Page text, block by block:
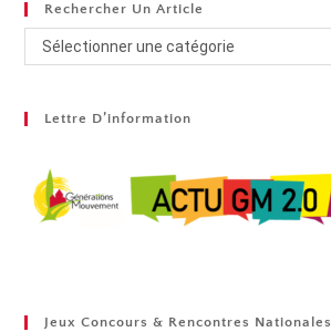
Rechercher Un Article
Sélectionner une catégorie
Lettre D’information
Jeux Concours & Rencontres Nationales